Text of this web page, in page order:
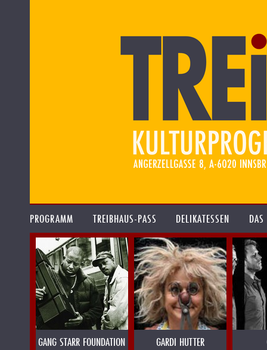
PROGRAMM TREIBHAUS-PASS DELIKATESSEN
GANG STARR FOUNDATION GARDI HUTTER